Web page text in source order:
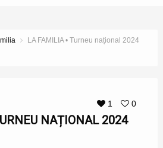
LA FAMILIA • Turneu național 2024
1 0